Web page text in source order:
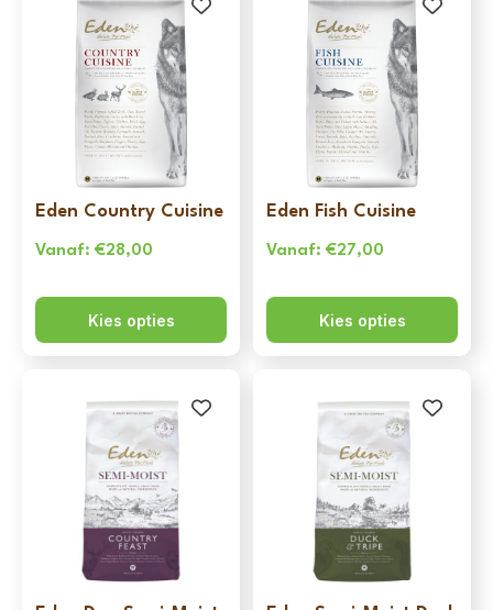
Eden Country Cuisine
Vanaf: €28,00
Kies opties
Eden Fish Cuisine
Vanaf: €27,00
Kies opties